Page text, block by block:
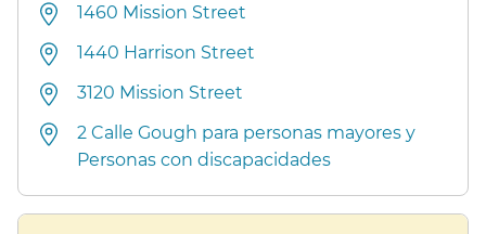
1460 Mission Street​​
1440 Harrison Street​​
3120 Mission Street​​
2 Calle Gough para personas mayores y
Personas con discapacidades​​